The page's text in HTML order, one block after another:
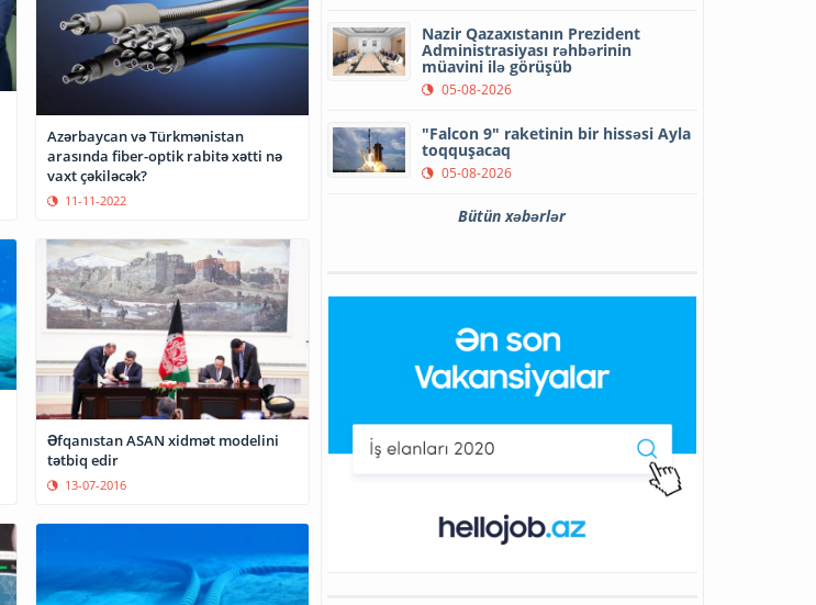
Azərbaycan və Türkmənistan
arasında fiber-optik rabitə xətti nə
vaxt çəkiləcək?
11-11-2022
Əfqanıstan ASAN xidmət modelini
tətbiq edir
13-07-2016
Nazir Qazaxıstanın Prezident
Administrasiyası rəhbərinin
müavini ilə görüşüb
05-08-2026
"Falcon 9" raketinin bir hissəsi Ayla
toqquşacaq
05-08-2026
Bütün xəbərlər